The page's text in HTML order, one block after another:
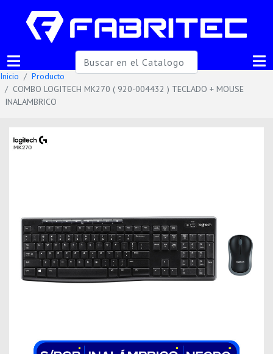
Inicio
Producto
COMBO LOGITECH MK270 ( 920-004432 ) TECLADO + MOUSE
INALAMBRICO